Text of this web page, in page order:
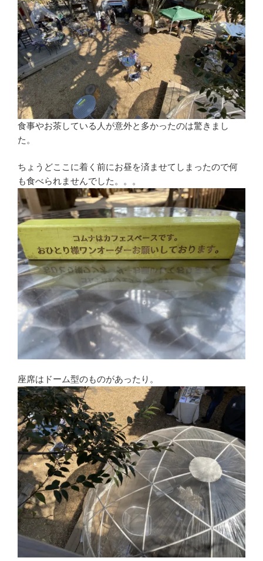
食事やお茶している人が意外と多かったのは驚きまし
た。
ちょうどここに着く前にお昼を済ませてしまったので何
も食べられませんでした。。。
座席はドーム型のものがあったり。